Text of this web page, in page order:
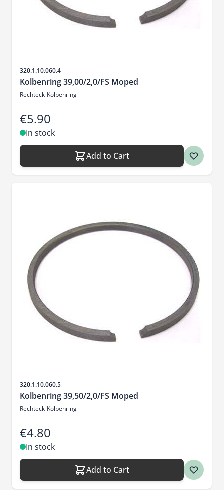
Sku
320.1.10.060.4
Kolbenring 39,00/2,0/FS Moped
Rechteck-Kolbenring
€5.90
In stock
Add to Cart
Sku
320.1.10.060.5
Kolbenring 39,50/2,0/FS Moped
Rechteck-Kolbenring
€4.80
In stock
Add to Cart